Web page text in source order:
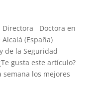
Directora Doctora en
(España)
de la Seguridad
gusta este artículo?
semana los mejores